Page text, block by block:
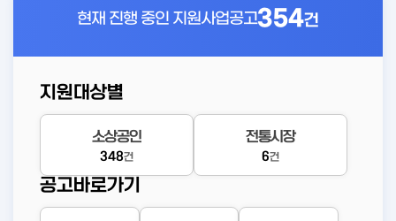
현재 진행 중인 지원사업공고354건
지원대상별
소상공인
348건
전통시장
6건
공고바로가기